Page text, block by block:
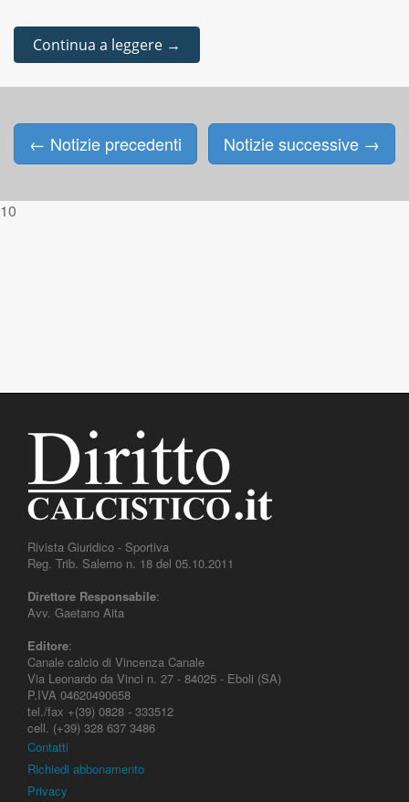
Continua a leggere →
Posts navigation
← Notizie precedenti Notizie successive →
10
Rivista Giuridico - Sportiva
Reg. Trib. Salerno n. 18 del 05.10.2011
Direttore Responsabile:
Avv. Gaetano Aita
Editore:
Canale calcio di Vincenza Canale
Via Leonardo da Vinci n. 27 - 84025 - Eboli (SA)
P.IVA 04620490658
tel./fax +(39) 0828 - 333512
cell. (+39) 328 637 3486
Contatti
Richiedi abbonamento
Privacy